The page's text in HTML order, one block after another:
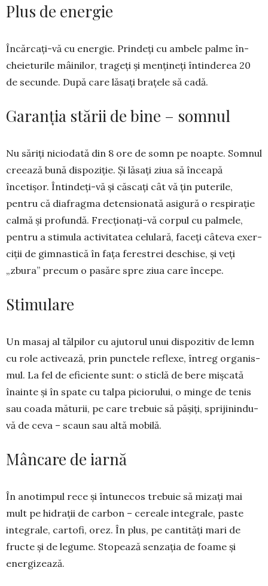
Plus de energie
Încărcați-vă cu e­nergie. Prin­deți cu ambele palme în­
che­ie­tu­rile mâi­ni­lor, tra­geți și men­țineți întin­de­rea 20
de secunde. După care lăsați brațele să cadă.
Garanția stării de bine – somnul
Nu săriți niciodată din 8 ore de somn pe noapte. Somnul
creează bu­nă dispoziție. Și lăsați ziua să înceapă
încetișor. Întindeți-vă și căscați cât vă țin puterile,
pentru că diafragma de­tensionată asigură o respirație
calmă și profundă. Frecționați-vă corpul cu palmele,
pentru a stimula acti­vitatea celu­lară, faceți câteva exer­
ciții de gim­­nastică în fața ferestrei des­chi­se, și veți
„zbura” precum o pasăre spre ziua care începe.
Stimulare
Un masaj al tălpilor cu aju­to­rul unui dispo­zi­tiv de lemn
cu ro­le acti­vează, prin punc­tele reflexe, întreg or­ganis­
mul. La fel de efi­ciente sunt: o sticlă de bere mișcată
înainte și în spate cu talpa piciorului, o minge de tenis
sau coada măturii, pe ca­re tre­buie să pășiți, sprijinindu-
vă de ceva – scaun sau altă mobilă.
Mâncare de iarnă
În anotimpul rece și întunecos trebuie să mizați mai
mult pe hidrații de carbon – cereale inte­grale, paste
integrale, cartofi, orez. În plus, pe can­tități mari de
fructe și de legume. Stopează sen­zația de foame și
ener­gizează.